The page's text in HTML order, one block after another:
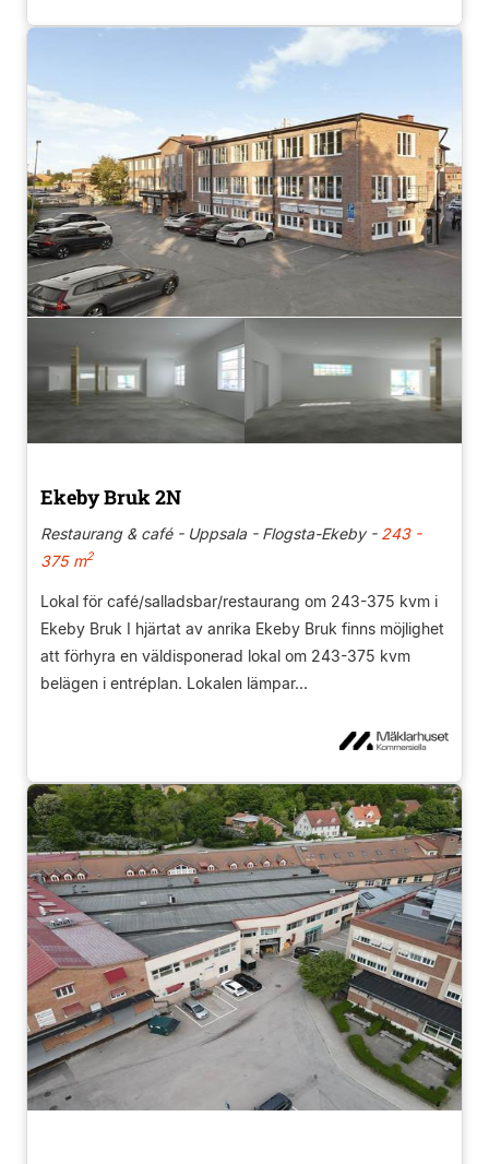
Ekeby Bruk 2N
Restaurang & café - Uppsala - Flogsta-Ekeby -243 -
375 m2
Lokal för café/salladsbar/restaurang om 243-375 kvm i
Ekeby Bruk I hjärtat av anrika Ekeby Bruk finns möjlighet
att förhyra en väldisponerad lokal om 243-375 kvm
belägen i entréplan. Lokalen lämpar...